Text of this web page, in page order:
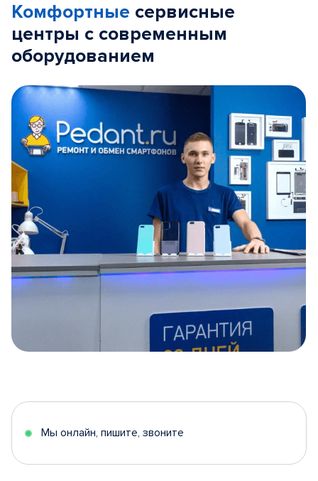
Комфортные сервисные
центры с современным
оборудованием
5
Мы онлайн, пишите, звоните